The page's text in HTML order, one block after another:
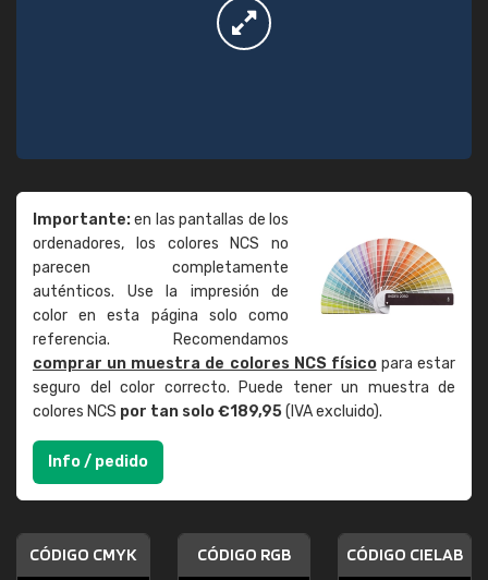
Importante:en las pantallas de los
ordenadores, los colores NCS no
parecen completamente
auténticos. Use la impresión de
color en esta página solo como
referencia. Recomendamos
comprar un muestra de colores NCS físicopara estar
seguro del color correcto. Puede tener un muestra de
colores NCS por tan solo €189,95(IVA excluido).
Info / pedido
CÓDIGO CMYK CÓDIGO RGB CÓDIGO CIELAB